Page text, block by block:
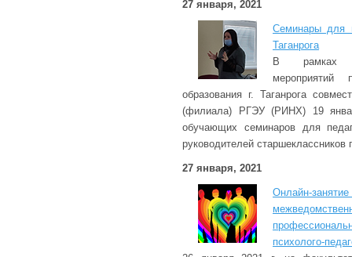
27 января, 2021
Семинары для
Таганрога
В рамках
мероприятий
образования г. Таганрога
(филиала) РГЭУ (РИНХ) 19
обучающих семинаров для
руководителей старшеклассников
27 января, 2021
Онлайн-
психолого-